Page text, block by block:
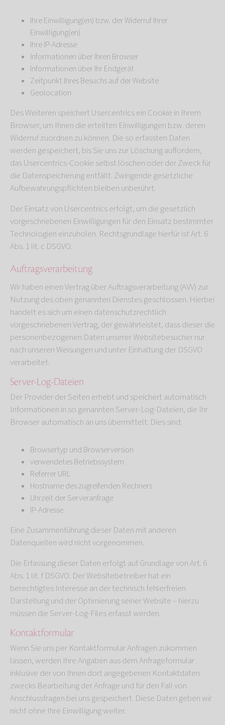
Ihre Einwilligung(en) bzw. der Widerruf Ihrer
Einwilligung(en)
Ihre IP-Adresse
Informationen über Ihren Browser
Informationen über Ihr Endgerät
Zeitpunkt Ihres Besuchs auf der Website
Geolocation
Des Weiteren speichert Usercentrics ein Cookie in Ihrem
Browser, um Ihnen die erteilten Einwilligungen bzw. deren
Widerruf zuordnen zu können. Die so erfassten Daten
werden gespeichert, bis Sie uns zur Löschung auffordern,
das Usercentrics-Cookie selbst löschen oder der Zweck für
die Datenspeicherung entfällt. Zwingende gesetzliche
Aufbewahrungspflichten bleiben unberührt.
Der Einsatz von Usercentrics erfolgt, um die gesetzlich
vorgeschriebenen Einwilligungen für den Einsatz bestimmter
Technologien einzuholen. Rechtsgrundlage hierfür ist Art. 6
Abs. 1 lit. c DSGVO.
Auftragsverarbeitung
Wir haben einen Vertrag über Auftragsverarbeitung (AVV) zur
Nutzung des oben genannten Dienstes geschlossen. Hierbei
handelt es sich um einen datenschutzrechtlich
vorgeschriebenen Vertrag, der gewährleistet, dass dieser die
personenbezogenen Daten unserer Websitebesucher nur
nach unseren Weisungen und unter Einhaltung der DSGVO
verarbeitet.
Server-Log-Dateien
Der Provider der Seiten erhebt und speichert automatisch
Informationen in so genannten Server-Log-Dateien, die Ihr
Browser automatisch an uns übermittelt. Dies sind:
Browsertyp und Browserversion
verwendetes Betriebssystem
Referrer URL
Hostname des zugreifenden Rechners
Uhrzeit der Serveranfrage
IP-Adresse
Eine Zusammenführung dieser Daten mit anderen
Datenquellen wird nicht vorgenommen.
Die Erfassung dieser Daten erfolgt auf Grundlage von Art. 6
Abs. 1 lit. f DSGVO. Der Websitebetreiber hat ein
berechtigtes Interesse an der technisch fehlerfreien
Darstellung und der Optimierung seiner Website – hierzu
müssen die Server-Log-Files erfasst werden.
Kontaktformular
Wenn Sie uns per Kontaktformular Anfragen zukommen
lassen, werden Ihre Angaben aus dem Anfrageformular
inklusive der von Ihnen dort angegebenen Kontaktdaten
zwecks Bearbeitung der Anfrage und für den Fall von
Anschlussfragen bei uns gespeichert. Diese Daten geben wir
nicht ohne Ihre Einwilligung weiter.